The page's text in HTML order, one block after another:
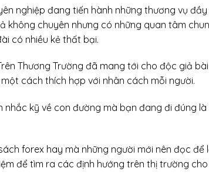
nghiệp đang tiến hành những thương vụ
không chuyên nhưng có những quan tâm
có nhiều kẻ thất bại.
Thương Trường đã mang tới cho độc giả
cách thích hợp với nhân cách mỗi người.
kỹ về con đường mà bạn đang đi đúng
forex hay mà những người mới nên đọc
để tìm ra các định hướng trên thị trường